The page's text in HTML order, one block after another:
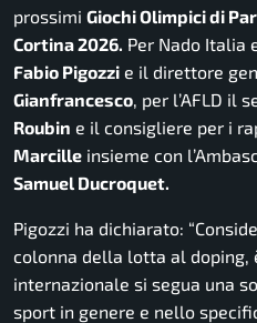
prossimi Giochi Olimpici di
Cortina 2026. Per Nado Italia
Fabio Pigozzi e il direttore
Gianfrancesco , per l’AFLD il
Roubin e il consigliere per i
Marcille insieme con
Samuel Ducroquet.
Pigozzi ha dichiarato:
colonna della lotta al doping,
internazionale si segua una
sport in genere e nello